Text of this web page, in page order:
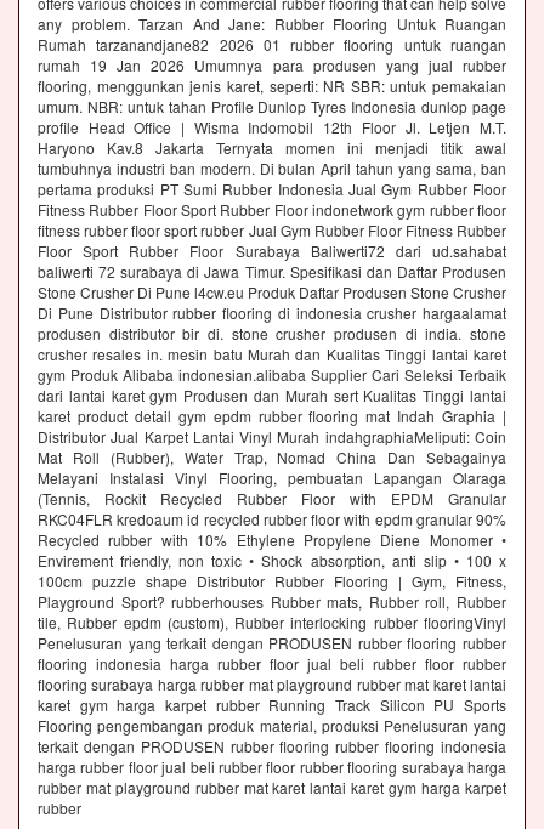
any problem. Tarzan And Jane: Rubber Flooring Untuk Ruangan
Rumah tarzanandjane82 2026 01 rubber flooring untuk ruangan
rumah 19 Jan 2026 Umumnya para produsen yang jual rubber
flooring, menggunkan jenis karet, seperti: NR SBR: untuk pemakaian
umum. NBR: untuk tahan Profile Dunlop Tyres Indonesia dunlop page
profile Head Office | Wisma Indomobil 12th Floor Jl. Letjen M.T.
Haryono Kav.8 Jakarta Ternyata momen ini menjadi titik awal
tumbuhnya industri ban modern. Di bulan April tahun yang sama, ban
pertama produksi PT Sumi Rubber Indonesia Jual Gym Rubber Floor
Fitness Rubber Floor Sport Rubber Floor indonetwork gym rubber floor
fitness rubber floor sport rubber Jual Gym Rubber Floor Fitness Rubber
Floor Sport Rubber Floor Surabaya Baliwerti72 dari ud.sahabat
baliwerti 72 surabaya di Jawa Timur. Spesifikasi dan Daftar Produsen
Stone Crusher Di Pune l4cw.eu Produk Daftar Produsen Stone Crusher
Di Pune Distributor rubber flooring di indonesia crusher hargaalamat
produsen distributor bir di. stone crusher produsen di india. stone
crusher resales in. mesin batu Murah dan Kualitas Tinggi lantai karet
gym Produk Alibaba indonesian.alibaba Supplier Cari Seleksi Terbaik
dari lantai karet gym Produsen dan Murah sert Kualitas Tinggi lantai
karet product detail gym epdm rubber flooring mat Indah Graphia |
Distributor Jual Karpet Lantai Vinyl Murah indahgraphiaMeliputi: Coin
Mat Roll (Rubber), Water Trap, Nomad China Dan Sebagainya
Melayani Instalasi Vinyl Flooring, pembuatan Lapangan Olaraga
(Tennis, Rockit Recycled Rubber Floor with EPDM Granular
RKC04FLR kredoaum id recycled rubber floor with epdm granular 90%
Recycled rubber with 10% Ethylene Propylene Diene Monomer •
Envirement friendly, non toxic • Shock absorption, anti slip • 100 x
100cm puzzle shape Distributor Rubber Flooring | Gym, Fitness,
Playground Sport? rubberhouses Rubber mats, Rubber roll, Rubber
tile, Rubber epdm (custom), Rubber interlocking rubber flooringVinyl
Penelusuran yang terkait dengan PRODUSEN rubber flooring rubber
flooring indonesia harga rubber floor jual beli rubber floor rubber
flooring surabaya harga rubber mat playground rubber mat karet lantai
karet gym harga karpet rubber Running Track Silicon PU Sports
Flooring pengembangan produk material, produksi Penelusuran yang
terkait dengan PRODUSEN rubber flooring rubber flooring indonesia
harga rubber floor jual beli rubber floor rubber flooring surabaya harga
rubber mat playground rubber mat karet lantai karet gym harga karpet
rubber